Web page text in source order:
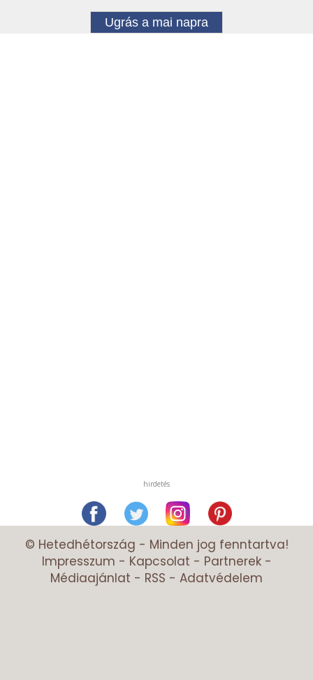
Ugrás a mai napra
hirdetés
© Hetedhétország - Minden jog fenntartva!
Impresszum - Kapcsolat - Partnerek-
Médiaajánlat - RSS - Adatvédelem